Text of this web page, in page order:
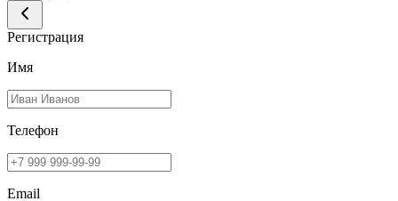
Регистрация
Имя
Телефон
Email